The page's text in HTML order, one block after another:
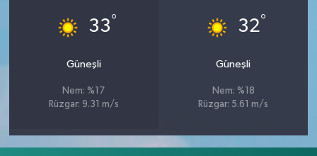
33°
Güneşli
Nem: %17
Rüzgar: 9.31 m/s
32°
Güneşli
Nem: %18
Rüzgar: 5.61 m/s